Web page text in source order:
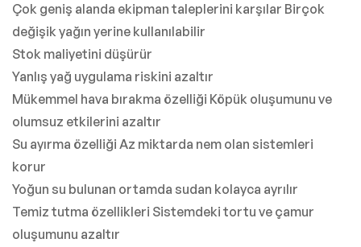
Çok geniş alanda ekipman taleplerini karşılar Birçok
değişik yağın yerine kullanılabilir
Stok maliyetini düşürür
Yanlış yağ uygulama riskini azaltır
Mükemmel hava bırakma özelliği Köpük oluşumunu ve
olumsuz etkilerini azaltır
Su ayırma özelliği Az miktarda nem olan sistemleri
korur
Yoğun su bulunan ortamda sudan kolayca ayrılır
Temiz tutma özellikleri Sistemdeki tortu ve çamur
oluşumunu azaltır